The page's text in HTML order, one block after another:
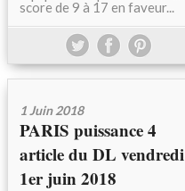
score de 9 à 17 en faveur...
1 Juin 2018
PARIS puissance 4
article du DL vendredi
1er juin 2018